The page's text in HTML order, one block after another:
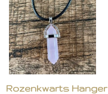
Rozenkwarts Hanger